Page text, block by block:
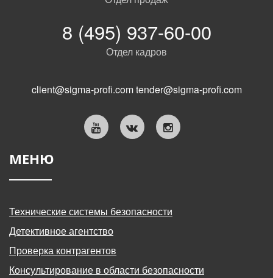
8 (495) 937-60-00
Отдел кадров
client@sigma-profi.comtender@sigma-profi.com
МЕНЮ
Технические системы безопасности
Детективное агентство
Проверка контрагентов
Консультирование в области безопасности